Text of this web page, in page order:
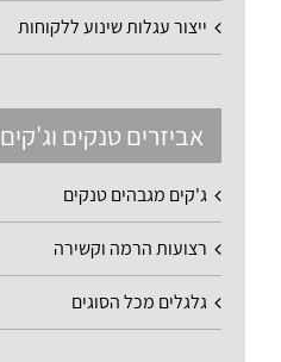
ייצור עגלות שינוע ללקוחות
אביזרים טנקים וג'קים
ג'קים מגבהים טנקים
רצועות הרמה וקשירה
גלגלים מכל הסוגים